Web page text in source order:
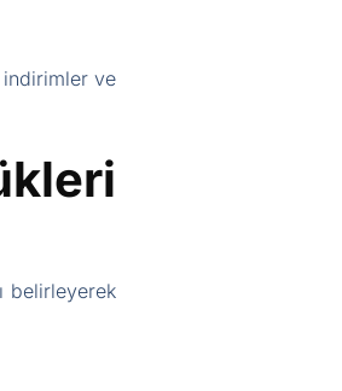
indirimler ve
belirleyerek